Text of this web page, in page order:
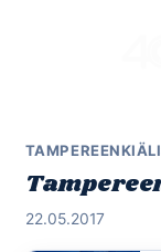
22.05.2017